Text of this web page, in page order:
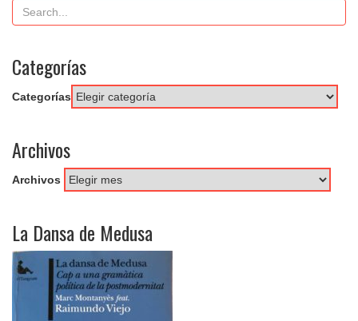
Categorías
Categorías
Archivos
Archivos
La Dansa de Medusa